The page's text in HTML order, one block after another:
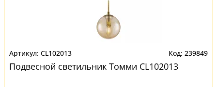
CL102013 239849
Подвесной светильник Томми CL102013